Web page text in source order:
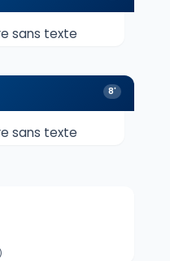
sans texte
8'
sans texte